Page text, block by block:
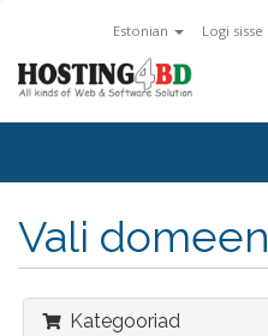
Estonian Logi sisse
Vali domeen
Kategooriad